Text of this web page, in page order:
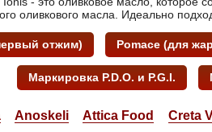
оливкового масла. Идеально
отжим) Pomace (для
Маркировка P.D.O. и P.G.I.
Anoskeli Attica Food
Creta